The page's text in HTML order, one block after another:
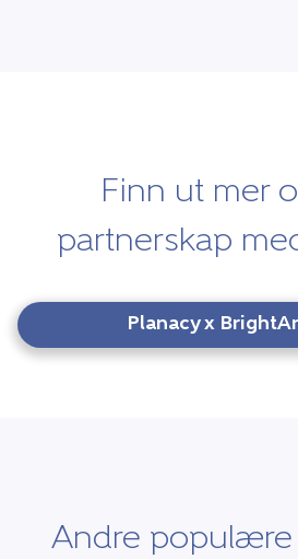
Finn ut mer
partnerskap
Planacy x
Andre populære